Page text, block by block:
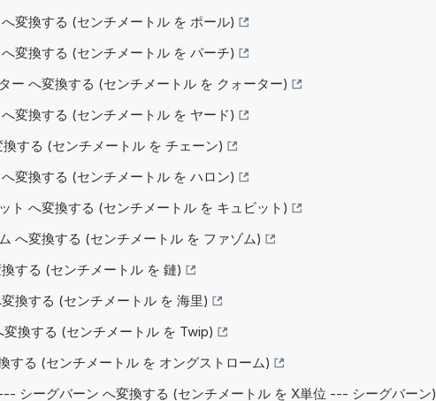
変換する (センチメートル を ポール)
変換する (センチメートル を パーチ)
ー へ変換する (センチメートル を クォーター)
変換する (センチメートル を ヤード)
する (センチメートル を チェーン)
変換する (センチメートル を ハロン)
ト へ変換する (センチメートル を キュビット)
へ変換する (センチメートル を ファゾム)
する (センチメートル を 鏈)
換する (センチメートル を 海里)
換する (センチメートル を Twip)
する (センチメートル を オングストローム)
シーグバーン へ変換する (センチメートル を X単位 --- シーグバーン)